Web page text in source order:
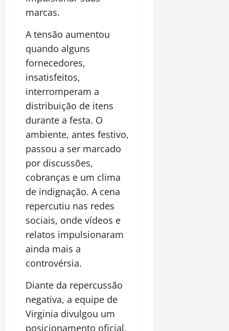
marcas.
A tensão aumentou
quando alguns
fornecedores,
insatisfeitos,
interromperam a
distribuição de itens
durante a festa. O
ambiente, antes festivo,
passou a ser marcado
por discussões,
cobranças e um clima
de indignação. A cena
repercutiu nas redes
sociais, onde vídeos e
relatos impulsionaram
ainda mais a
controvérsia.
Diante da repercussão
negativa, a equipe de
Virginia divulgou um
posicionamento oficial.